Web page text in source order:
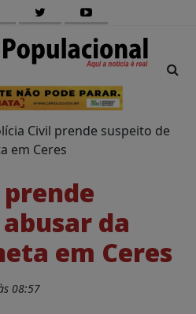
Civil prende suspeito de
em Ceres
da
em Ceres
08:57